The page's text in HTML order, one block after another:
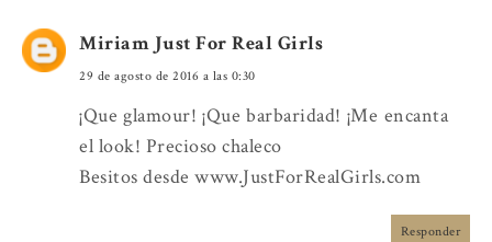
Miriam Just For Real Girls
29 de agosto de 2016 a las 0:30
¡Que glamour! ¡Que barbaridad! ¡Me encanta
el look! Precioso chaleco
Besitos desde www.JustForRealGirls.com
Responder